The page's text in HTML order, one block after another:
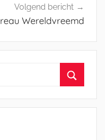
Volgend bericht
Wereldvreemd